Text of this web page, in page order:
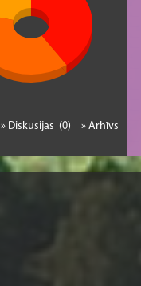
» Arhīvs
» Diskusijas (0)